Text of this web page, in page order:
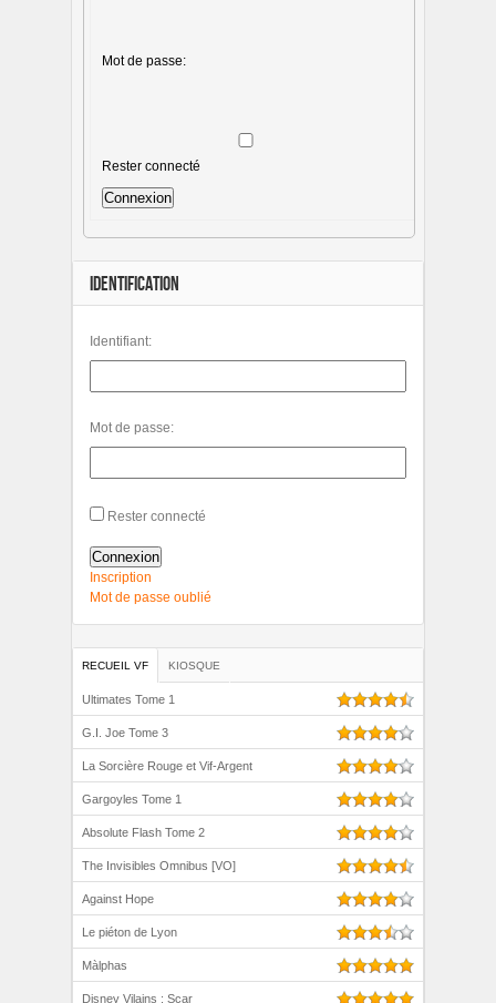
Mot de passe:
Rester connecté
Connexion
IDENTIFICATION
Identifiant:
Mot de passe:
Rester connecté
Connexion
Inscription
Mot de passe oublié
RECUEIL VF KIOSQUE
Ultimates Tome 1
G.I. Joe Tome 3
La Sorcière Rouge et Vif-Argent
Gargoyles Tome 1
Absolute Flash Tome 2
The Invisibles Omnibus [VO]
Against Hope
Le piéton de Lyon
Màlphas
Disney Vilains : Scar